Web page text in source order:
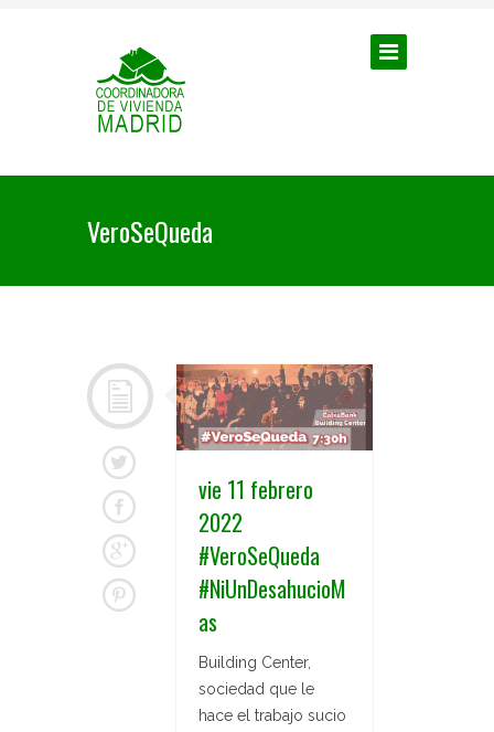
VeroSeQueda
vie 11 febrero
2022
#VeroSeQueda
#NiUnDesahucioM
as
Building Center,
sociedad que le
hace el trabajo sucio